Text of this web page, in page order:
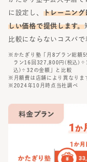
に設定し、 トレーニン
しい価格で提供します。
比較にならないコスパで
※かたぎり塾「月8プラン総額
ラン16回327,800円(税込
込)÷32の金額」と比較
※月額費は店舗により異なりま
※2024年10月時点当社調べ